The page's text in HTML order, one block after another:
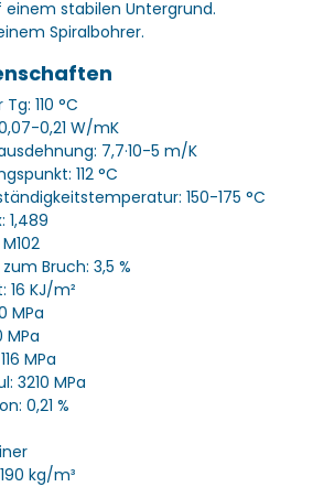
einem stabilen Untergrund.
Spiralbohrer.
110 °C
0,21 W/mK
7,7·10-5 m/K
112 °C
150-175 °C
1,489
Bruch: 3,5 %
KJ/m²
MPa
MPa
MPa
3210 MPa
0,21 %
kg/m³